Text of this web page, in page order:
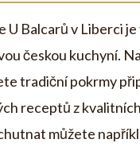
U Balcarů v Liberci
českou kuchyní.
tradiční pokrmy
receptů z
můžete